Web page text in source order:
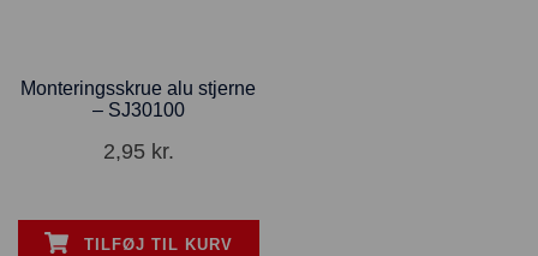
Monteringsskrue alu stjerne
– SJ30100
2,95 kr.
TILFØJ TIL KURV